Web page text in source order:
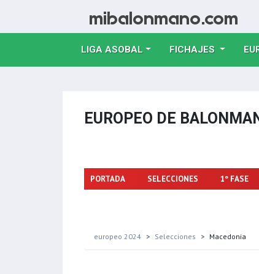
LIGA ASOBAL FICHAJES
EUROPEO DE
PORTADA SELECCIONES 1º FASE
europeo 2024 Selecciones Macedonia